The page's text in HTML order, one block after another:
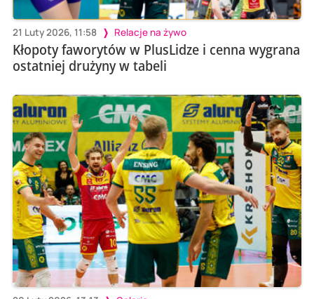
21 Luty 2026, 11:58 Relacje na żywo
Kłopoty faworytów w PlusLidze i cenna wygrana
ostatniej drużyny w tabeli